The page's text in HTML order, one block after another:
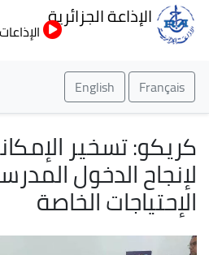
إلى
الإذاعة الجزائرية
الإذاعات
Français
English
كريكو: تسخير
لإنجاح الدخول
الإحتياجات الخاصة